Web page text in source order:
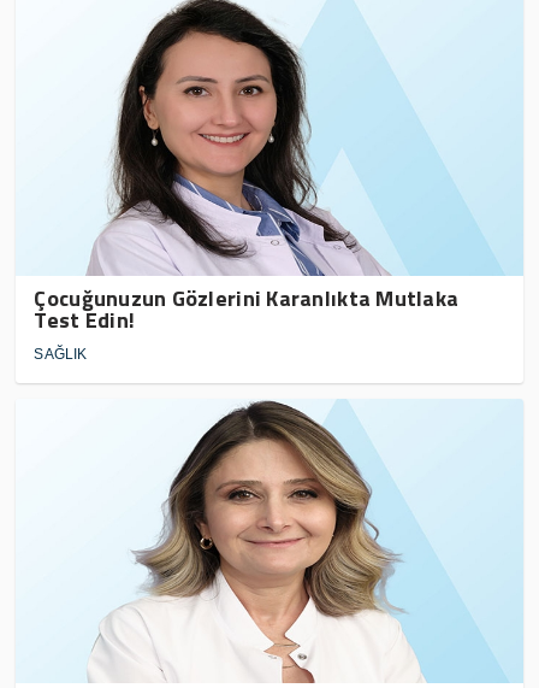
Çocuğunuzun Gözlerini Karanlıkta Mutlaka
Test Edin!
SAĞLIK